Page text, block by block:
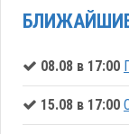
08.08 в 17:00
15.08 в 17:00